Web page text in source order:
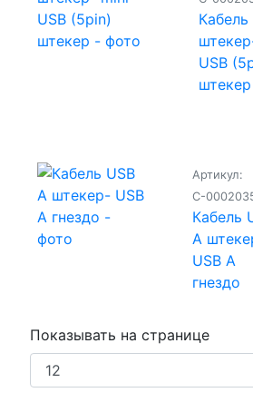
Кабель
USB
штекер
Артикул:
С-
Кабель
A
USB A
гнездо
Показывать на странице